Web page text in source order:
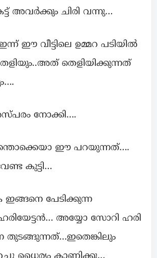
അവർക്കും ചിരി വന്നു…
ഈ വീട്ടിലെ ഉമ്മറ പടിയിൽ
തെളിയിക്കുന്നത്
നോക്കി….
ഈ പറയുന്നത്….
കുട്ടി…
ഇങ്ങനെ പേടിക്കുന്ന
അയ്യോ സോറി ഹരി